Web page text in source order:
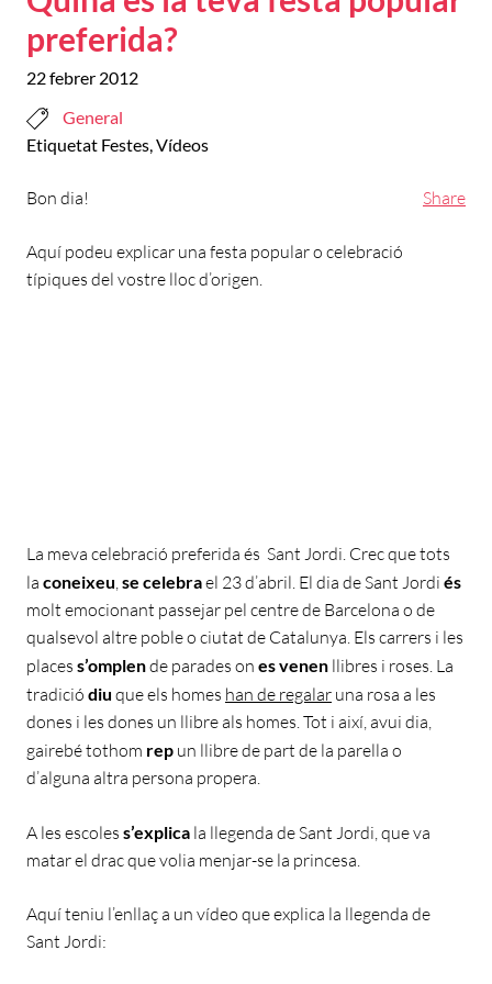
preferida?
22 febrer 2012
General
Etiquetat Festes Vídeos
Share
Bon dia!
Aquí podeu explicar una festa popular o celebració
típiques del vostre lloc d’origen.
La meva celebració preferida és Sant Jordi. Crec que tots
la coneixeu se celebrael 23 d’abril. El dia de Sant Jordi és
molt emocionant passejar pel centre de Barcelona o de
qualsevol altre poble o ciutat de Catalunya. Els carrers i les
places s’omplende parades on es venen llibres i roses. La
tradició diu que els homes han de regalar una rosa a les
dones i les dones un llibre als homes. Tot i així, avui dia,
gairebé tothom rep un llibre de part de la parella o
d’alguna altra persona propera.
A les escoles s’explica la llegenda de Sant Jordi, que va
matar el drac que volia menjar-se la princesa.
Aquí teniu l’enllaç a un vídeo que explica la llegenda de
Sant Jordi: